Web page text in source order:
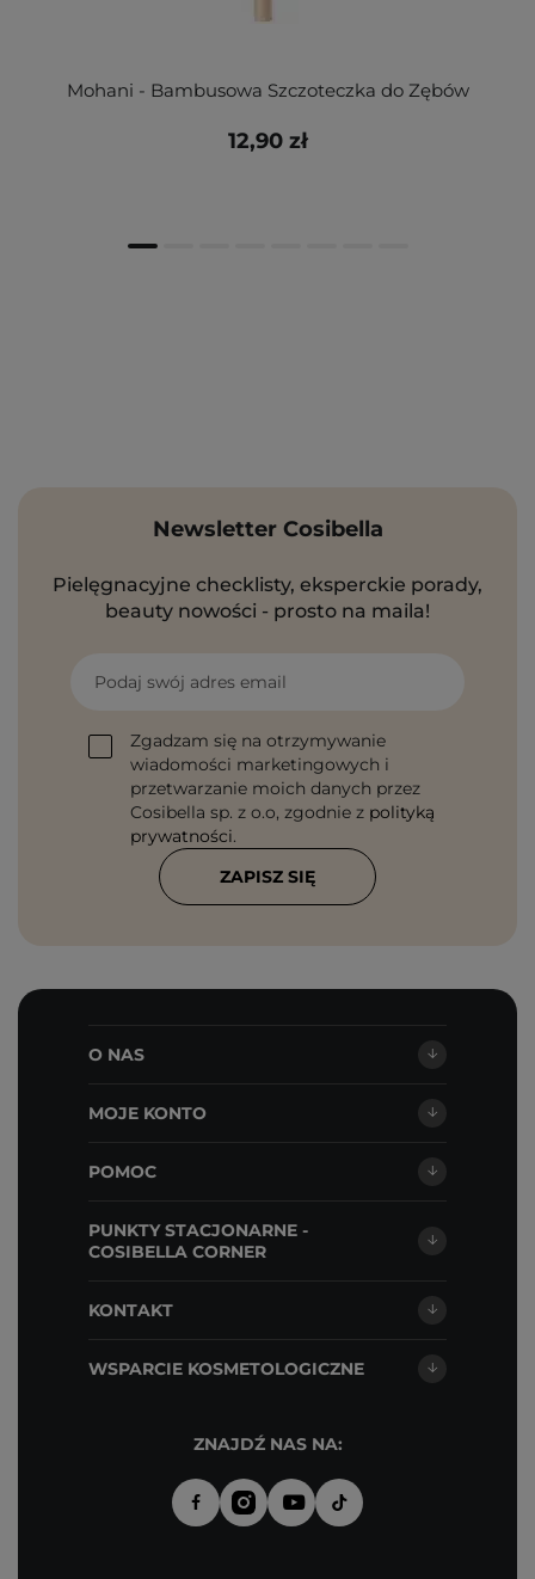
Mohani - Bambusowa Szczoteczka do Zębów
12,90 zł
Newsletter Cosibella
Pielęgnacyjne checklisty, eksperckie porady,
beauty nowości - prosto na maila!
Podaj swój adres email
Zgadzam się na otrzymywanie
wiadomości marketingowych i
przetwarzanie moich danych przez
Cosibella sp. z o.o, zgodnie z polityką
prywatności.
ZAPISZ SIĘ
O NAS
MOJE KONTO
POMOC
PUNKTY STACJONARNE -
COSIBELLA CORNER
KONTAKT
WSPARCIE KOSMETOLOGICZNE
ZNAJDŹ NAS NA: